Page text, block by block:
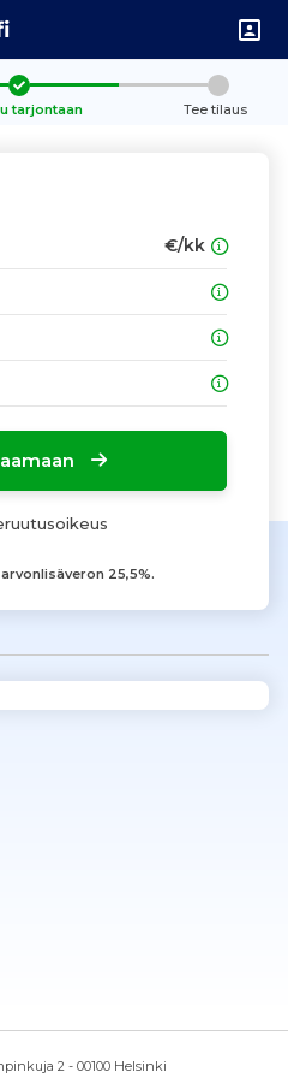
tarjontaan Tee tilaus
€/kk
25,5%.
2 - 00100 Helsinki